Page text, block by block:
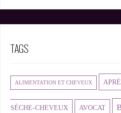
TAGS
ALIMENTATION ET CHEVEUX
SÈCHE-CHEVEUX AVOCAT